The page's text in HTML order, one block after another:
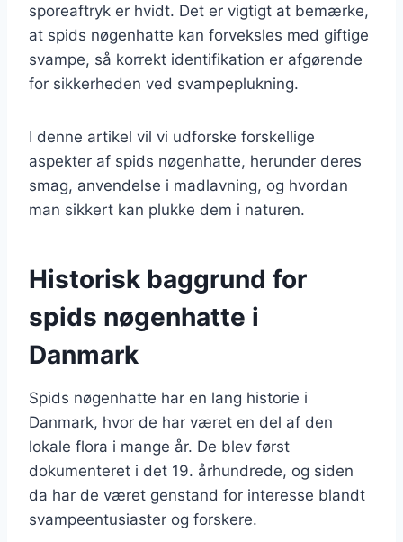
sporeaftryk er hvidt. Det er vigtigt at bemærke,
at spids nøgenhatte kan forveksles med giftige
svampe, så korrekt identifikation er afgørende
for sikkerheden ved svampeplukning.
I denne artikel vil vi udforske forskellige
aspekter af spids nøgenhatte, herunder deres
smag, anvendelse i madlavning, og hvordan
man sikkert kan plukke dem i naturen.
Historisk baggrund for
spids nøgenhatte i
Danmark
Spids nøgenhatte har en lang historie i
Danmark, hvor de har været en del af den
lokale flora i mange år. De blev først
dokumenteret i det 19. århundrede, og siden
da har de været genstand for interesse blandt
svampeentusiaster og forskere.